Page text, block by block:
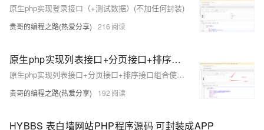
原生php实现登录接口（+测试数据）(不加任何封装)
贵哥的编程之路(热爱分享) 216
原生php实现列表接口+分页接口+排序接口组合使用+包括测试数据（不加任何封装）
原生php实现列表接口+分页接口+排序接口组合使用+包括测试数据（不加任何封装）
贵哥的编程之路(热爱分享) 192
HYBBS 表白墙网站PHP程序源码 可封装成APP